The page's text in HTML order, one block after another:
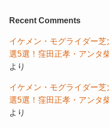
Recent Comments
イケメン・モグライダー
選5選！窪田正孝・アンタ
より
イケメン・モグライダー
選5選！窪田正孝・アンタ
より